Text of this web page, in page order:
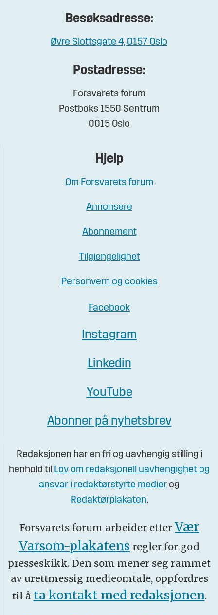
Besøksadresse:
Øvre Slottsgate 4, 0157 Oslo
Postadresse:
Forsvarets forum
Postboks 1550 Sentrum
0015 Oslo
Hjelp
Om Forsvarets forum
Annonsere
Abonnement
Tilgjengelighet
Personvern og cookies
Facebook
Instagram
Linkedin
YouTube
Abonner på nyhetsbrev
Redaksjonen har en fri og uavhengig stilling i
henhold til Lov om redaksjonell uavhengighet og
ansvar i redaktørstyrte medier og
Redaktørplakaten.
Forsvarets forum arbeider etter Vær
Varsom-plakatens regler for god
presseskikk. Den som mener seg rammet
av urettmessig medieomtale, oppfordres
til å ta kontakt med redaksjonen.